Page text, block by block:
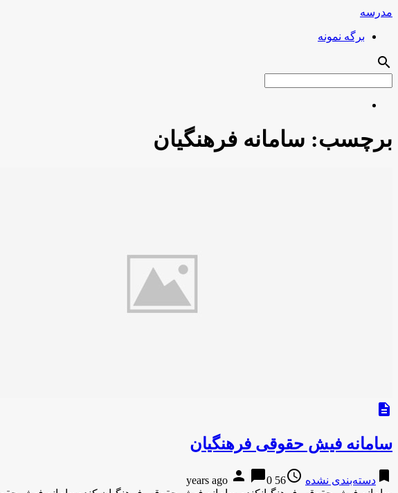
مدرسه
برگه نمونه
search
برچسب: سامانه فرهنگیان
description
سامانه فیش حقوقی فرهنگیان
bookmark دسته‌بندی نشده access_time
56 years ago
person chat_bubble0